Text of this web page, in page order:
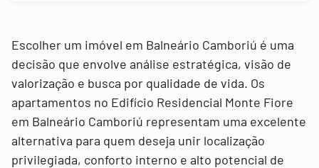
Escolher um imóvel em Balneário Camboriú é uma
decisão que envolve análise estratégica, visão de
valorização e busca por qualidade de vida. Os
apartamentos no Edifício Residencial Monte Fiore
em Balneário Camboriú representam uma excelente
alternativa para quem deseja unir localização
privilegiada, conforto interno e alto potencial de